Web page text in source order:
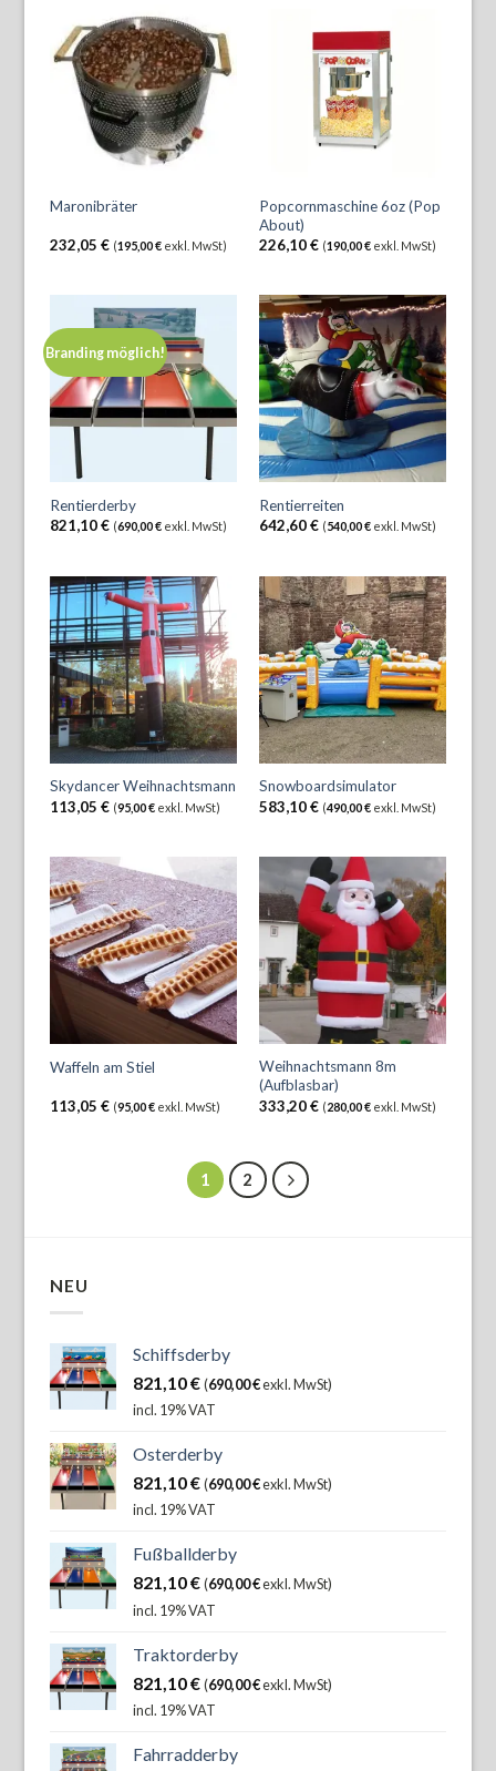
Maronibräter
232,05€ (195,00€ exkl. MwSt)
Popcornmaschine 6oz (Pop
About)
226,10€ (190,00€exkl. MwSt)
Branding möglich!
Rentierderby
821,10€ (690,00€ exkl. MwSt)
Rentierreiten
642,60€ (540,00€exkl. MwSt)
Skydancer Weihnachtsmann
113,05€ (95,00€ exkl. MwSt)
Snowboardsimulator
583,10€ (490,00€exkl. MwSt)
Waffeln am Stiel
113,05€ (95,00€ exkl. MwSt)
Weihnachtsmann 8m
(Aufblasbar)
333,20€ (280,00€exkl. MwSt)
1 2
NEU
Schiffsderby
821,10€ (690,00€exkl. MwSt)
incl. 19% VAT
Osterderby
821,10€ (690,00€exkl. MwSt)
incl. 19% VAT
Fußballderby
821,10€ (690,00€exkl. MwSt)
incl. 19% VAT
Traktorderby
821,10€ (690,00€exkl. MwSt)
incl. 19% VAT
Fahrradderby